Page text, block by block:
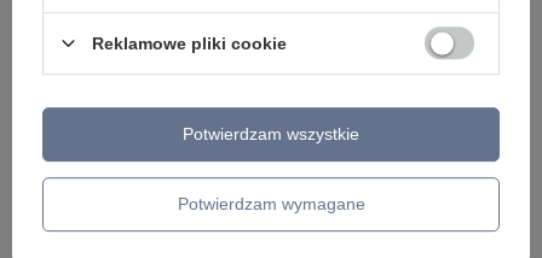
Model znajdziesz w kategoriach
Napisz swoją opinię
Twoja ocena:
5/5
Reklamowe pliki cookie
Potwierdzam wymagane
Potwierdzam wszystkie